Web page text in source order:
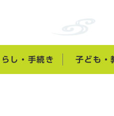
らし・手続き 子ども・